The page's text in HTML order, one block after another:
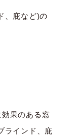
、庇など)の
果のある窓
ラインド、庇